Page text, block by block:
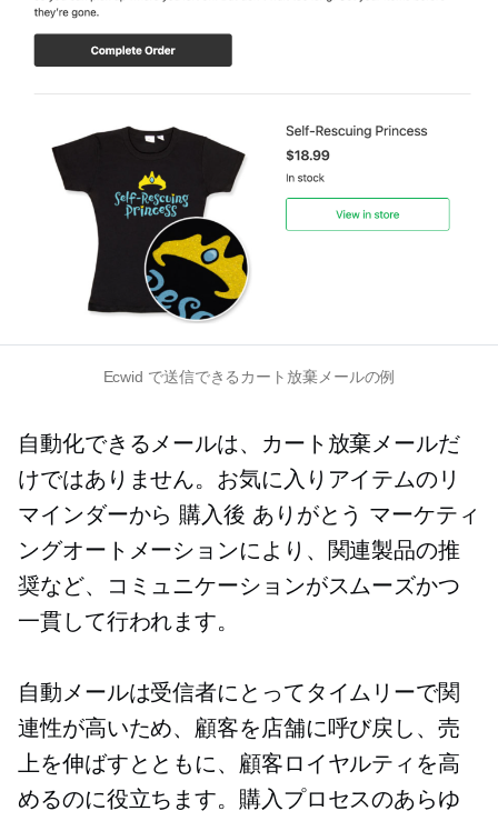
Ecwid で送信できるカート放棄メールの例
自動化できるメールは、カート放棄メールだ
けではありません。お気に入りアイテムのリ
マインダーから 購入後 ありがとう マーケティ
ングオートメーションにより、関連製品の推
奨など、コミュニケーションがスムーズかつ
一貫して行われます。
自動メールは受信者にとってタイムリーで関
連性が高いため、顧客を店舗に呼び戻し、売
上を伸ばすとともに、顧客ロイヤルティを高
めるのに役立ちます。購入プロセスのあらゆ